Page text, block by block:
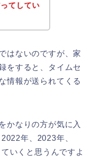
てしてい
はないのですが、家
をすると、タイムセ
情報が送られてくる
かなりの方が気に入
年、2023年、
いくと思うんですよ